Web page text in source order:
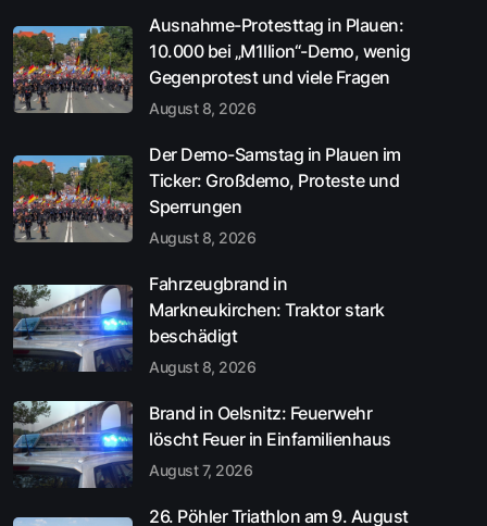
Ausnahme-Protesttag in Plauen:
10.000 bei „M1llion“-Demo, wenig
Gegenprotest und viele Fragen
August 8, 2026
Der Demo-Samstag in Plauen im
Ticker: Großdemo, Proteste und
Sperrungen
August 8, 2026
Fahrzeugbrand in
Markneukirchen: Traktor stark
beschädigt
August 8, 2026
Brand in Oelsnitz: Feuerwehr
löscht Feuer in Einfamilienhaus
August 7, 2026
26. Pöhler Triathlon am 9. August